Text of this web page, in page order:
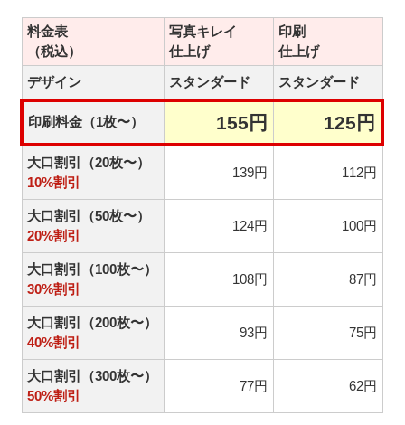
料金表
（税込）
写真キレイ
仕上げ
印刷
仕上げ
デザイン
スタンダード スタンダード
印刷料金（1枚〜） 155円 125円
大口割引（20枚〜）
10%割引
139円 112円
大口割引（50枚〜）
20%割引
124円 100円
大口割引（100枚〜）
30%割引
108円 87円
大口割引（200枚〜）
40%割引
93円 75円
大口割引（300枚〜）
50%割引
77円 62円